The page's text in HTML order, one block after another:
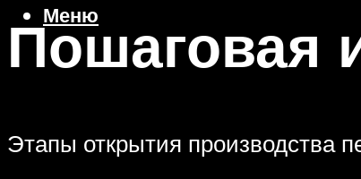
Меню
Пошаговая
Этапы открытия производства